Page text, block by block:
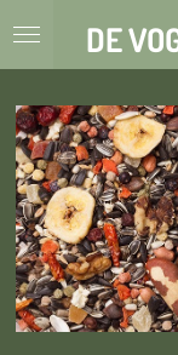
Ga
de
hoofdinhoud
DE